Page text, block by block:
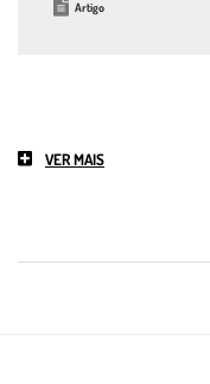
Artigo
VER MAIS